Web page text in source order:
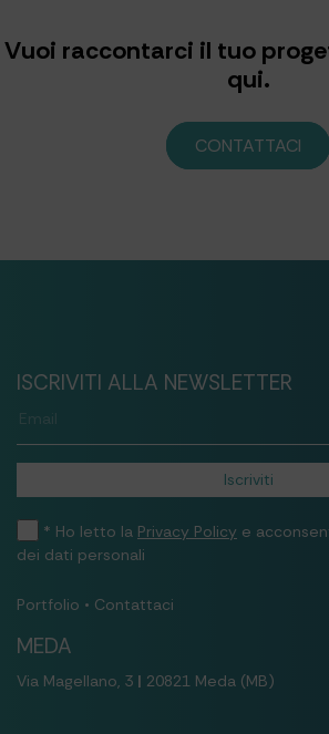
Vuoi raccontarci il tuo
qui.
CONTATTACI
ISCRIVITI ALLA NEWSLETTER
* Ho letto la Privacy Policy e
dei dati personali
Portfolio • Contattaci
MEDA
Via Magellano, 3 | 20821 Meda (MB)